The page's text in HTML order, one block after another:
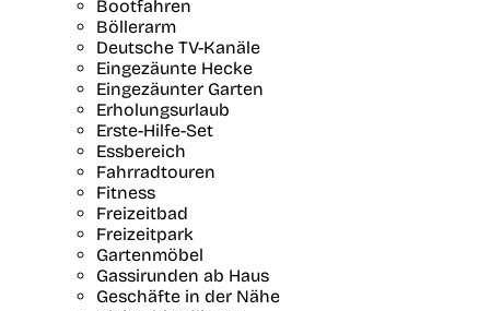
Bootfahren
Böllerarm
Deutsche TV-Kanäle
Eingezäunte Hecke
Eingezäunter Garten
Erholungsurlaub
Erste-Hilfe-Set
Essbereich
Fahrradtouren
Fitness
Freizeitbad
Freizeitpark
Gartenmöbel
Gassirunden ab Haus
Geschäfte in der Nähe